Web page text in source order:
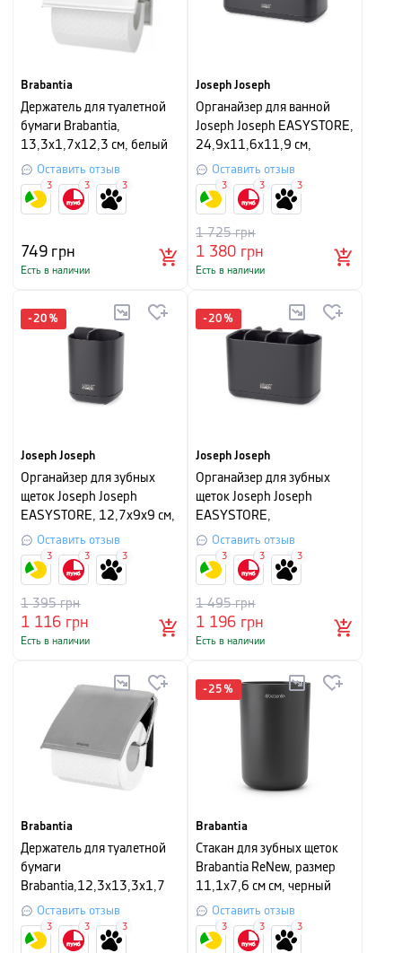
Brabantia
Держатель для туалетной
бумаги Brabantia,
13,3х1,7х12,3 см, белый
Оставить отзыв
749грн
Есть в наличии
3 3 3
Joseph Joseph
Органайзер для ванной
Joseph Joseph EASYSTORE,
24,9х11,6х11,9 см,
черный
Оставить отзыв
1 380 грн
1 725грн
Есть в наличии
3 3 3
-20 %
Joseph Joseph
Органайзер для зубных
щеток Joseph Joseph
EASYSTORE, 12,7x9x9 см,
черный
Оставить отзыв
1 116 грн
1 395грн
Есть в наличии
3 3 3
-20 %
Joseph Joseph
Органайзер для зубных
щеток Joseph Joseph
EASYSTORE,
12,8x17,1x8,6 см, черный
Оставить отзыв
1 196 грн
1 495грн
Есть в наличии
3 3 3
Brabantia
Держатель для туалетной
бумаги
Brabantia,12,3х13,3х1,7
см, серебристый
Оставить отзыв
3 3 3
-25 %
Brabantia
Стакан для зубных щеток
Brabantia ReNew, размер
11,1х7,6 см см, черный
Оставить отзыв
3 3 3